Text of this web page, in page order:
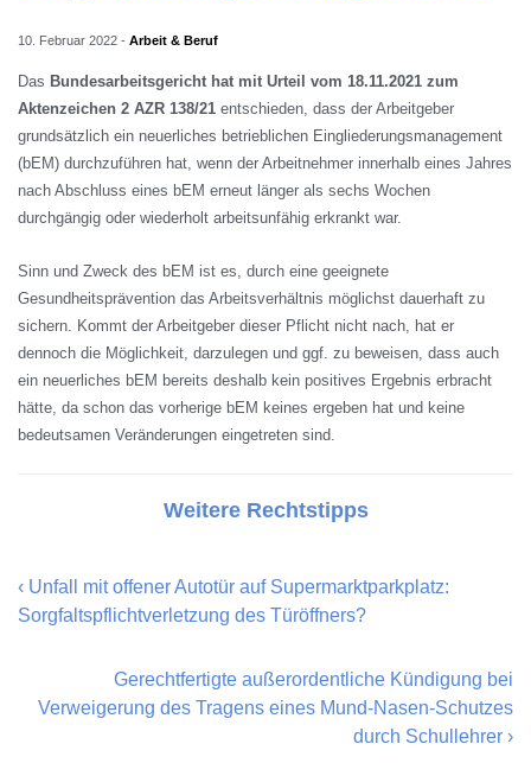
10. Februar 2022 - Arbeit & Beruf
Das Bundesarbeitsgericht hat mit Urteil vom 18.11.2021 zum
Aktenzeichen 2 AZR 138/21 entschieden, dass der Arbeitgeber
grundsätzlich ein neuerliches betrieblichen Eingliederungsmanagement
(bEM) durchzuführen hat, wenn der Arbeitnehmer innerhalb eines Jahres
nach Abschluss eines bEM erneut länger als sechs Wochen
durchgängig oder wiederholt arbeitsunfähig erkrankt war.
Sinn und Zweck des bEM ist es, durch eine geeignete
Gesundheitsprävention das Arbeitsverhältnis möglichst dauerhaft zu
sichern. Kommt der Arbeitgeber dieser Pflicht nicht nach, hat er
dennoch die Möglichkeit, darzulegen und ggf. zu beweisen, dass auch
ein neuerliches bEM bereits deshalb kein positives Ergebnis erbracht
hätte, da schon das vorherige bEM keines ergeben hat und keine
bedeutsamen Veränderungen eingetreten sind.
Weitere Rechtstipps
‹ Unfall mit offener Autotür auf Supermarktparkplatz:
Sorgfaltspflichtverletzung des Türöffners?
Gerechtfertigte außerordentliche Kündigung bei
Verweigerung des Tragens eines Mund-Nasen-Schutzes
durch Schullehrer ›